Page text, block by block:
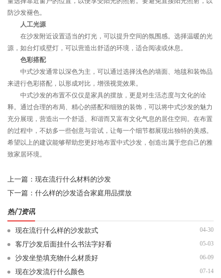
防沙发褪色。
人工光源
在沙发附近设置适当的灯光，可以提升空间的氛围感。选择温暖的光
源，如台灯或壁灯，可以营造出舒适的环境，适合阅读或休息。
色彩搭配
中式沙发通常以深色为主，可以通过选择浅色的墙面、地毯和装饰品
来进行色彩搭配，以形成对比，增强视觉效果。
中式沙发的布置不仅仅是家具的摆放，更是对生活态度与文化的诠
释。通过合理的布局、精心的搭配和细致的装饰，可以将中式沙发的魅力
充分展现，营造出一个舒适、和谐而又富有文化气息的居住空间。在布置
的过程中，不妨多一些创意与尝试，让每一个细节都展现出独特的美感。
希望以上的建议能够帮助您更好地布置中式沙发，创造出属于您自己的雅
致家居环境。
上一篇： 现在流行什么材料的沙发
下一篇： 什么样的沙发适合家庭用品摆放
热门资讯
现在流行什么样的沙发款式 04-30
客厅沙发后面挂什么书法字好看 05-03
沙发坐垫填充物什么材质好 06-09
现在沙发流行什么颜色 07-14